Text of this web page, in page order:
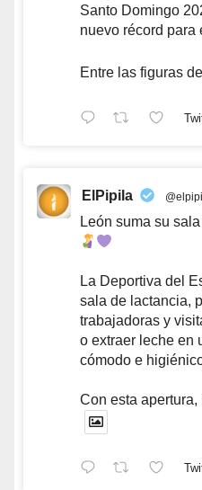
Santo Domingo
nuevo récord para
Entre las figuras
ElPipila
León suma su
La Deportiva del
sala de lactancia,
trabajadoras y
o extraer leche en
cómodo e
Con esta